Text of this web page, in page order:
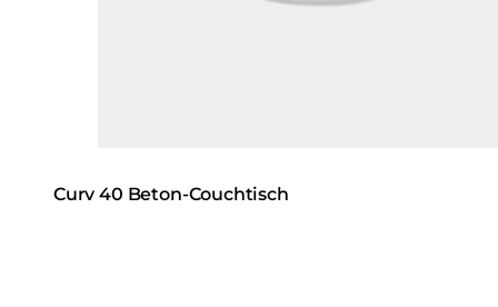
Curv 40 Beton-Couchtisch